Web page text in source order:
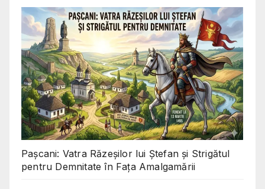
Pașcani: Vatra Răzeșilor lui Ștefan și Strigătul
pentru Demnitate în Fața Amalgamării